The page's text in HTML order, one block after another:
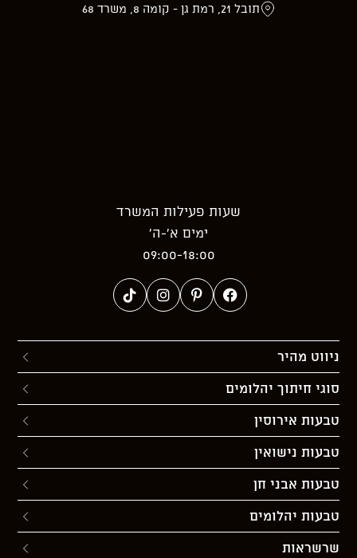
תובל 21, רמת גן - קומה 8, משרד 68
שעות פעילות המשרד
ימים א’-ה’
09:00-18:00
ניווט מהיר
סוגי חיתוך יהלומים
טבעות אירוסין
טבעות נישואין
טבעות אבני חן
טבעות יהלומים
שרשראות